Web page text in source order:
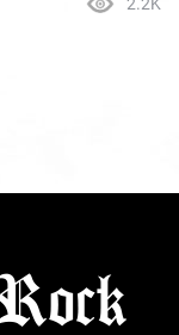
2.2K